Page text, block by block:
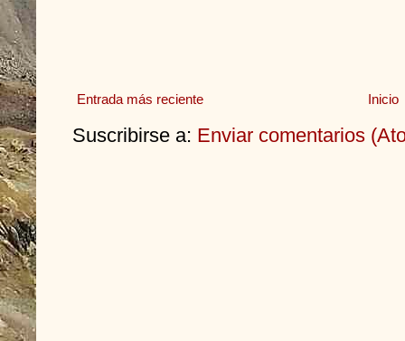
Entrada más reciente Inicio
Suscribirse a: Enviar comentarios